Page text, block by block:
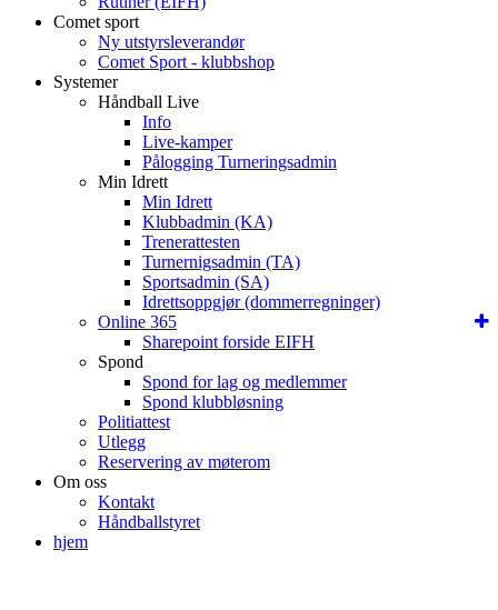
Comet sport
Ny utstyrsleverandør
Comet Sport - klubbshop
Systemer
Håndball Live
Info
Live-kamper
Pålogging Turneringsadmin
Min Idrett
Min Idrett
Klubbadmin (KA)
Trenerattesten
Turnernigsadmin (TA)
Sportsadmin (SA)
Idrettsoppgjør (dommerregninger)
Online 365
Sharepoint forside EIFH
Spond
Spond for lag og medlemmer
Spond klubbløsning
Politiattest
Utlegg
Reservering av møterom
Om oss
Kontakt
Håndballstyret
hjem